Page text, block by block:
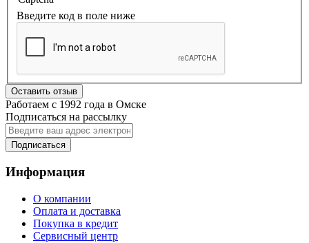
Введите код в поле ниже
Оставить отзыв
Работаем с 1992 года в Омске
Подписаться на рассылку
Подписаться
Информация
О компании
Оплата и доставка
Покупка в кредит
Сервисный центр